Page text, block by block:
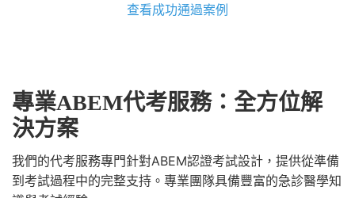
查看成功通過案例
專業ABEM代考服務：全方位解
決方案
我們的代考服務專門針對ABEM認證考試設計，提供從準備
到考試過程中的完整支持。專業團隊具備豐富的急診醫學知